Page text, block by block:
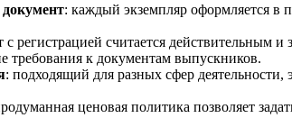
: каждый экземпляр оформляется в
с регистрацией считается действительным
требования к документам выпускников.
: подходящий для разных сфер
ценовая политика позволяет